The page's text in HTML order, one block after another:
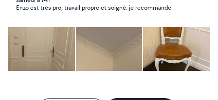
vous le souhaitez, vous noterez que je m'engage dans ce
Enzo est très pro, travail propre et soigné. je recommande